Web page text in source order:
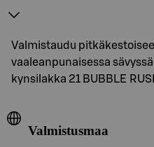
Valmistaudu
vaaleanpunaisessa
kynsilakka 21 BUBBLE
Valmistusmaa